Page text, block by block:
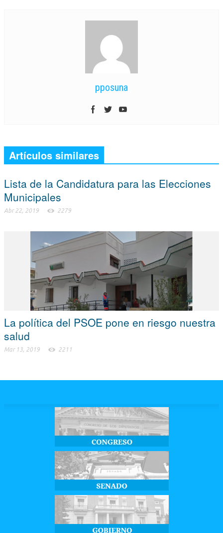
pposuna
Artículos similares
Lista de la Candidatura para las Elecciones
Municipales
Abr 22, 2019 2279
La política del PSOE pone en riesgo nuestra
salud
Mar 13, 2019 2211